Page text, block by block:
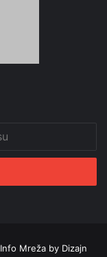
Info Mreža by Dizajn